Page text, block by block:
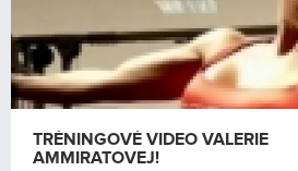
TRÉNINGOVÉ VIDEO VALERIE
AMMIRATOVEJ!